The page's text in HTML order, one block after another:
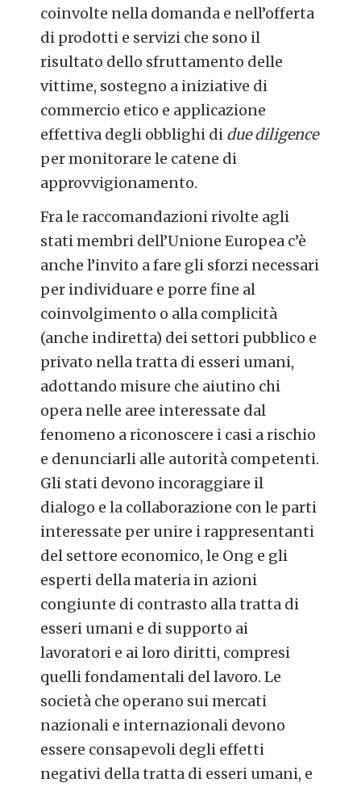
coinvolte nella domanda e nell’offerta
di prodotti e servizi che sono il
risultato dello sfruttamento delle
vittime, sostegno a iniziative di
commercio etico e applicazione
effettiva degli obblighi di due diligence
per monitorare le catene di
approvvigionamento.
Fra le raccomandazioni rivolte agli
stati membri dell’Unione Europea c’è
anche l’invito a fare gli sforzi necessari
per individuare e porre fine al
coinvolgimento o alla complicità
(anche indiretta) dei settori pubblico e
privato nella tratta di esseri umani,
adottando misure che aiutino chi
opera nelle aree interessate dal
fenomeno a riconoscere i casi a rischio
e denunciarli alle autorità competenti.
Gli stati devono incoraggiare il
dialogo e la collaborazione con le parti
interessate per unire i rappresentanti
del settore economico, le Ong e gli
esperti della materia in azioni
congiunte di contrasto alla tratta di
esseri umani e di supporto ai
lavoratori e ai loro diritti, compresi
quelli fondamentali del lavoro. Le
società che operano sui mercati
nazionali e internazionali devono
essere consapevoli degli effetti
negativi della tratta di esseri umani, e